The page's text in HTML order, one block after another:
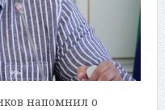
напомнил о